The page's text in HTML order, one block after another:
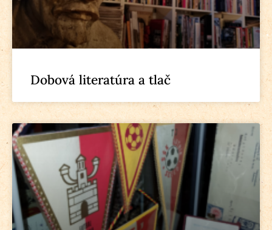
Dobová literatúra a tlač